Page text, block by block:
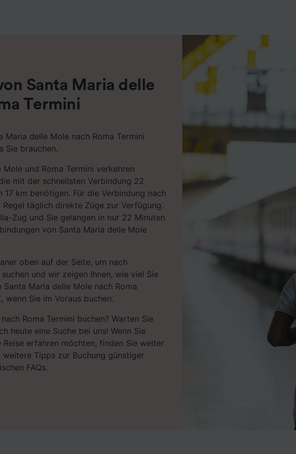
Santa Maria delle
Termini
Maria delle Mole nach Roma Termini
Sie brauchen.
und Roma Termini verkehren
mit der schnellsten Verbindung 22
km benötigen. Für die Verbindung nach
Regel täglich direkte Züge zur Verfügung.
Zug und Sie gelangen in nur 22 Minuten
von Santa Maria delle Mole
oben auf der Seite, um nach
und wir zeigen Ihnen, wie viel Sie
Maria delle Mole nach Roma
wenn Sie im Voraus buchen.
Roma Termini buchen? Warten Sie
heute eine Suche bei uns! Wenn Sie
erfahren möchten, finden Sie weiter
weitere Tipps zur Buchung günstiger
FAQs.